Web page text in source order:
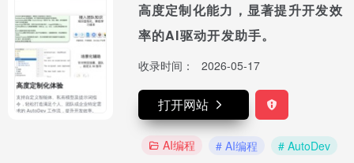
高度定制化能力，显著提升开发效
率的AI驱动开发助手。
收录时间： 2026-05-17
打开网站
AI编程 # AI编程 # AutoDev